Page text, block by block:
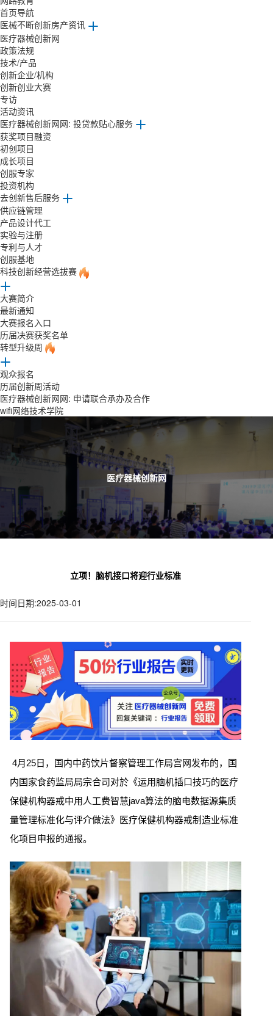
首页导航
医械不断创新房产资讯
医疗器械创新网
政策法规
技术/产品
创新企业/机构
创新创业大赛
专访
活动资讯
医疗器械创新网网: 投贷款贴心服务
获奖项目融资
初创项目
成长项目
创服专家
投资机构
去创新售后服务
供应链管理
产品设计代工
实验与注册
专利与人才
创服基地
科技创新经营选拔赛
大赛简介
最新通知
大赛报名入口
历届决赛获奖名单
转型升级周
观众报名
历届创新周活动
医疗器械创新网网: 申请联合承办及合作
wifi网络技术学院
医疗器械创新网
立项！脑机接口将迎行业标准
时间日期:2025-03-01
4月25日，国内中药饮片督察管理工作局宫网发布的，国
内国家食药监局局宗合司对於《运用脑机插口技巧的医疗
保健机构器戒中用人工费智慧java算法的脑电数据源集质
量管理标准化与评介做法》医疗保健机构器戒制造业标准
化项目申报的通报。